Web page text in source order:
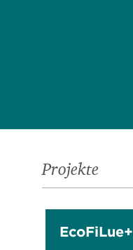
Projekte
EcoFiLue+